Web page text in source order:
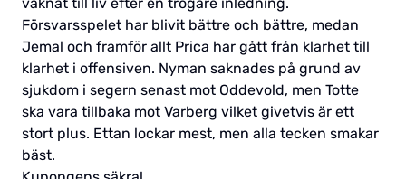
Försvarsspelet har blivit bättre och bättre, medan
Jemal och framför allt Prica har gått från klarhet till
klarhet i offensiven. Nyman saknades på grund av
sjukdom i segern senast mot Oddevold, men Totte
ska vara tillbaka mot Varberg vilket givetvis är ett
stort plus. Ettan lockar mest, men alla tecken smakar
bäst.